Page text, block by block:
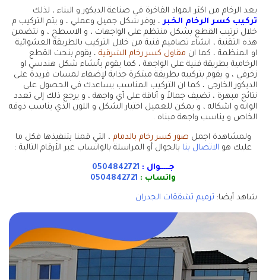
يعد الرخام من اكثر المواد الفاخرة في صناعة الديكور و البناء ، لذلك
تركيب كسر الرخام الخبر، يوفر شكل جميل وعملي ، و يتم التركيب م
خلال ترتيب القطع بشكل منتظم على الواجهات ، و الاسطح ، و تتضمن
هذه التقنية ، انشاء تصاميم فنية من خلال التركيب بالطريقة العشوائية
او المنظمة ، كما ان مقاول كسر رخام الشرقية ، يقوم بنحت القطع
الرخامية بطريقة فنية على الواجهة ، كما يقوم بأنشاء شكل هندسي او
زخرفي ، و يقوم بتركيبه بطريقة مبتكرة جذابة لإضفاء لمسات فريدة على
الديكور الخارجي ، كما ان التركيب المناسب يساعدك في الحصول على
نتائج مبهرة ، تضيف جمالاً و أناقة على أي واجهة ، و يرجع ذلك إلى تعدد
الوانه و اشكاله ، و يمكن للعميل اختيار الشكل و اللون الذي يناسب ذوقه
الخاص و يناسب واجهة مبناه .
ولمشاهدة اجمل صور كسر رخام بالدمام ، التي قمنا بتنفيذها فكل ما
عليك هو الاتصال بنا بالجوال أو المراسلة بالواتساب عبر الأرقام التالية :
جـــــوال :
واتساب : 0504842721
شاهد أيضا: ترميم تشققات الجدران